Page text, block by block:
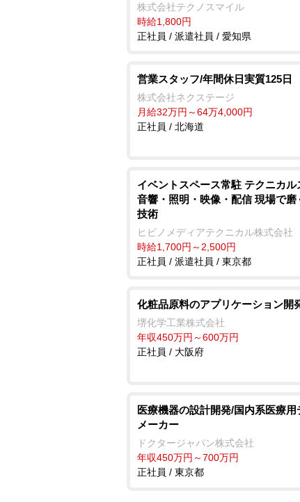
株式会社テクノスマイル
時給1,800円
正社員 / 派遣社員 / 愛知県
営業スタッフ/年間休日実質125日
株式会社ネクステージ
月給32万円～64万4,000円
正社員 / 北海道
イベントスペース常駐 テクニカル
音響・照明・映像・配信 現場で磨
技術
ヒビノメディアテクニカル株式会社
時給1,700円～2,500円
正社員 / 派遣社員 / 東京都
化粧品原料のアプリケーション開
堺化学工業株式会社
年収450万円～600万円
正社員 / 大阪府
医療機器の設計開発/国内系医療用
メーカー
ドクタージャパン株式会社
年収450万円～700万円
正社員 / 東京都